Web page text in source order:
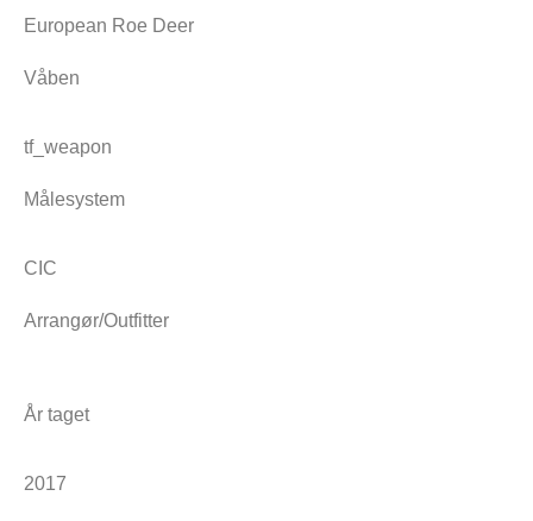
European Roe Deer
Våben
tf_weapon
Målesystem
CIC
Arrangør/Outfitter
År taget
2017